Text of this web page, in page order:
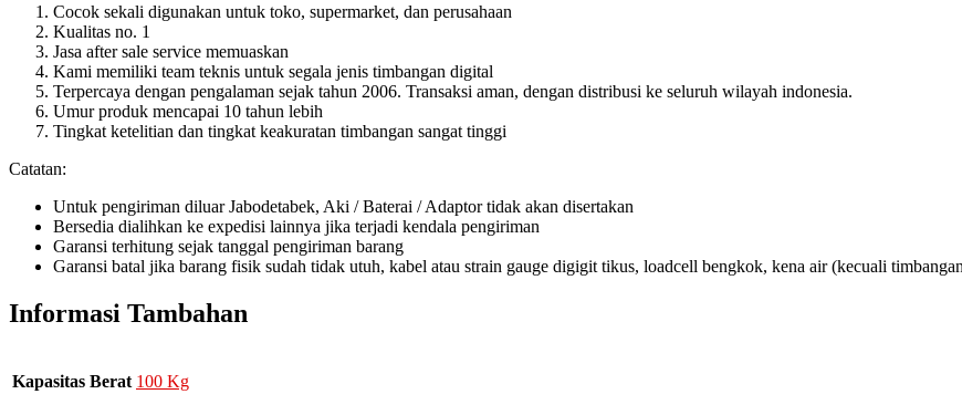
Cocok sekali digunakan untuk toko, supermarket, dan perusahaan
Kualitas no. 1
Jasa after sale service memuaskan
Kami memiliki team teknis untuk segala jenis timbangan digital
Terpercaya dengan pengalaman sejak tahun 2006. Transaksi aman, dengan distribusi ke seluruh wilayah indonesia.
Umur produk mencapai 10 tahun lebih
Tingkat ketelitian dan tingkat keakuratan timbangan sangat tinggi
Catatan:
Untuk pengiriman diluar Jabodetabek, Aki / Baterai / Adaptor tidak akan disertakan
Bersedia dialihkan ke expedisi lainnya jika terjadi kendala pengiriman
Garansi terhitung sejak tanggal pengiriman barang
Garansi batal jika barang fisik sudah tidak utuh, kabel atau strain gauge digigit tikus, loadcell bengkok, kena air (kecuali
Informasi Tambahan
Kapasitas Berat 100 Kg